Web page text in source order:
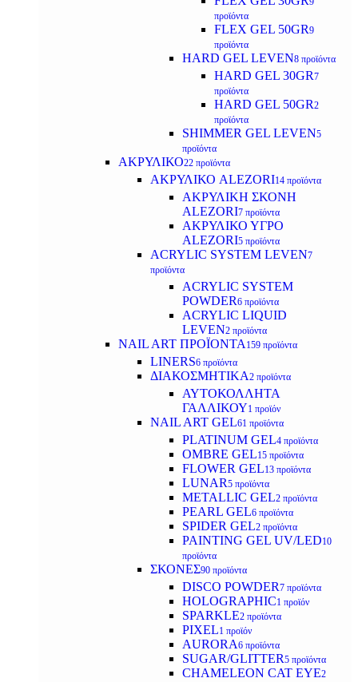
προϊόντα
FLEX GEL 50GR9
προϊόντα
HARD GEL LEVEN8 προϊόντα
HARD GEL 30GR7
προϊόντα
HARD GEL 50GR2
προϊόντα
SHIMMER GEL LEVEN5
προϊόντα
ΑΚΡΥΛΙΚΟ22 προϊόντα
ΑΚΡΥΛΙΚΟ ALEZORI14 προϊόντα
ΑΚΡΥΛΙΚΗ ΣΚΟΝΗ
ALEZORI7 προϊόντα
ΑΚΡΥΛΙΚΟ ΥΓΡΟ
ALEZORI5 προϊόντα
ACRYLIC SYSTEM LEVEN7
προϊόντα
ACRYLIC SYSTEM
POWDER6 προϊόντα
ACRYLIC LIQUID
LEVEN2 προϊόντα
NAIL ART ΠΡΟΪΟΝΤΑ 159 προϊόντα
LINERS6 προϊόντα
ΔΙΑΚΟΣΜΗΤΙΚΑ2 προϊόντα
ΑΥΤΟΚΟΛΛΗΤΑ
ΓΑΛΛΙΚΟΥ1 προϊόν
NAIL ART GEL61 προϊόντα
PLATINUM GEL4 προϊόντα
OMBRE GEL15 προϊόντα
FLOWER GEL13 προϊόντα
LUNAR5 προϊόντα
METALLIC GEL2 προϊόντα
PEARL GEL6 προϊόντα
SPIDER GEL2 προϊόντα
PAINTING GEL UV/LED10
προϊόντα
ΣΚΟΝΕΣ90 προϊόντα
DISCO POWDER7 προϊόντα
HOLOGRAPHIC1 προϊόν
SPARKLE2 προϊόντα
PIXEL1 προϊόν
AURORA6 προϊόντα
SUGAR/GLITTER5 προϊόντα
CHAMELEON CAT EYE2